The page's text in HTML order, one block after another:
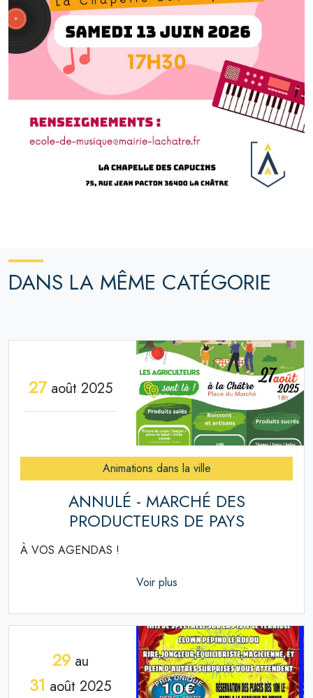
DANS LA MÊME CATÉGORIE
27août 2025
Animations dans la ville
ANNULÉ - MARCHÉ DES
PRODUCTEURS DE PAYS
À VOS AGENDAS !
Voir plus
29au
31 août 2025